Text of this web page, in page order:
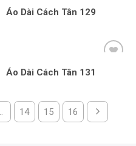
Áo Dài Cách Tân 129
Áo Dài Cách Tân 131
14 15 16